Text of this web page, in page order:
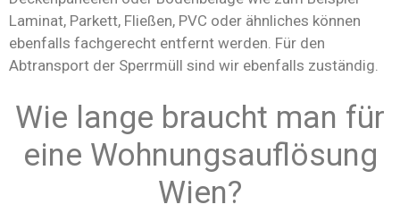
Laminat, Parkett, Fließen, PVC oder ähnliches können
ebenfalls fachgerecht entfernt werden. Für den
Abtransport der Sperrmüll sind wir ebenfalls zuständig.
Wie lange braucht man für
eine Wohnungsauflösung
Wien?